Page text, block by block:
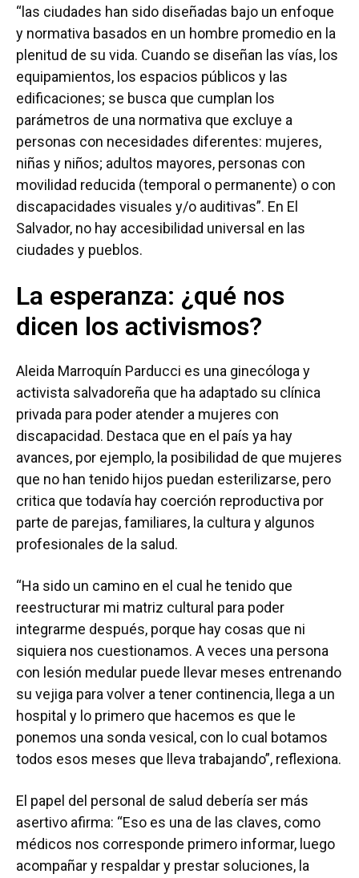
“las ciudades han sido diseñadas bajo un enfoque
y normativa basados en un hombre promedio en la
plenitud de su vida. Cuando se diseñan las vías, los
equipamientos, los espacios públicos y las
edificaciones; se busca que cumplan los
parámetros de una normativa que excluye a
personas con necesidades diferentes: mujeres,
niñas y niños; adultos mayores, personas con
movilidad reducida (temporal o permanente) o con
discapacidades visuales y/o auditivas”. En El
Salvador, no hay accesibilidad universal en las
ciudades y pueblos.
La esperanza: ¿qué nos
dicen los activismos?
Aleida Marroquín Parducci es una ginecóloga y
activista salvadoreña que ha adaptado su clínica
privada para poder atender a mujeres con
discapacidad. Destaca que en el país ya hay
avances, por ejemplo, la posibilidad de que mujeres
que no han tenido hijos puedan esterilizarse, pero
critica que todavía hay coerción reproductiva por
parte de parejas, familiares, la cultura y algunos
profesionales de la salud.
“Ha sido un camino en el cual he tenido que
reestructurar mi matriz cultural para poder
integrarme después, porque hay cosas que ni
siquiera nos cuestionamos. A veces una persona
con lesión medular puede llevar meses entrenando
su vejiga para volver a tener continencia, llega a un
hospital y lo primero que hacemos es que le
ponemos una sonda vesical, con lo cual botamos
todos esos meses que lleva trabajando”, reflexiona.
El papel del personal de salud debería ser más
asertivo afirma: “Eso es una de las claves, como
médicos nos corresponde primero informar, luego
acompañar y respaldar y prestar soluciones, la